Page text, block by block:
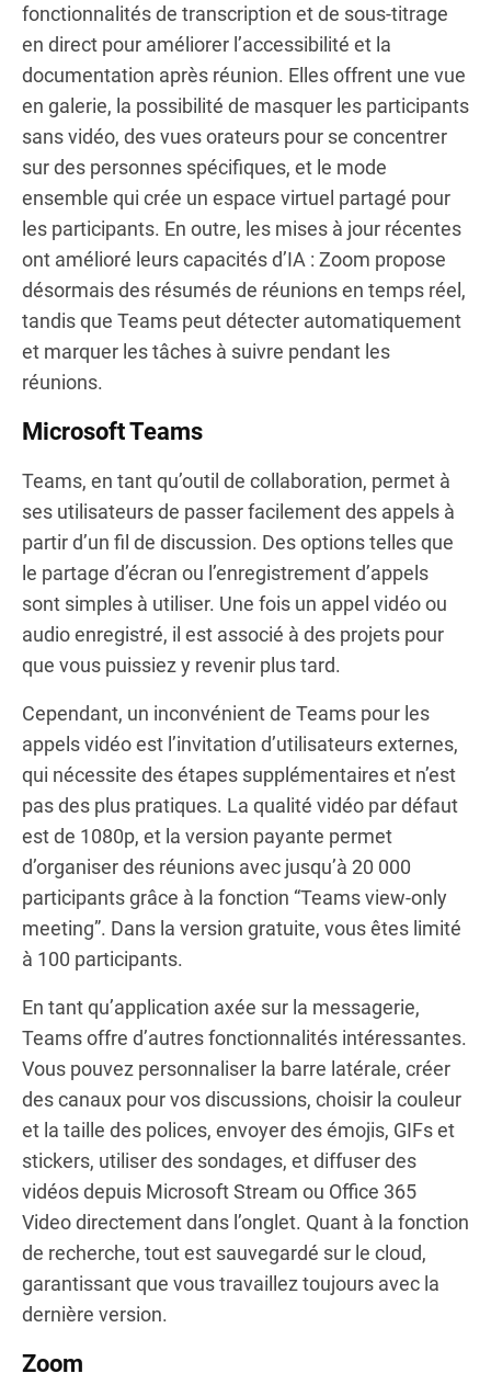
fonctionnalités de transcription et de sous-titrage
en direct pour améliorer l’accessibilité et la
documentation après réunion. Elles offrent une vue
en galerie, la possibilité de masquer les participants
sans vidéo, des vues orateurs pour se concentrer
sur des personnes spécifiques, et le mode
ensemble qui crée un espace virtuel partagé pour
les participants. En outre, les mises à jour récentes
ont amélioré leurs capacités d’IA : Zoom propose
désormais des résumés de réunions en temps réel,
tandis que Teams peut détecter automatiquement
et marquer les tâches à suivre pendant les
réunions.
Microsoft Teams
Teams, en tant qu’outil de collaboration, permet à
ses utilisateurs de passer facilement des appels à
partir d’un fil de discussion. Des options telles que
le partage d’écran ou l’enregistrement d’appels
sont simples à utiliser. Une fois un appel vidéo ou
audio enregistré, il est associé à des projets pour
que vous puissiez y revenir plus tard.
Cependant, un inconvénient de Teams pour les
appels vidéo est l’invitation d’utilisateurs externes,
qui nécessite des étapes supplémentaires et n’est
pas des plus pratiques. La qualité vidéo par défaut
est de 1080p, et la version payante permet
d’organiser des réunions avec jusqu’à 20 000
participants grâce à la fonction “Teams view-only
meeting”. Dans la version gratuite, vous êtes limité
à 100 participants.
En tant qu’application axée sur la messagerie,
Teams offre d’autres fonctionnalités intéressantes.
Vous pouvez personnaliser la barre latérale, créer
des canaux pour vos discussions, choisir la couleur
et la taille des polices, envoyer des émojis, GIFs et
stickers, utiliser des sondages, et diffuser des
vidéos depuis Microsoft Stream ou Office 365
Video directement dans l’onglet. Quant à la fonction
de recherche, tout est sauvegardé sur le cloud,
garantissant que vous travaillez toujours avec la
dernière version.
Zoom